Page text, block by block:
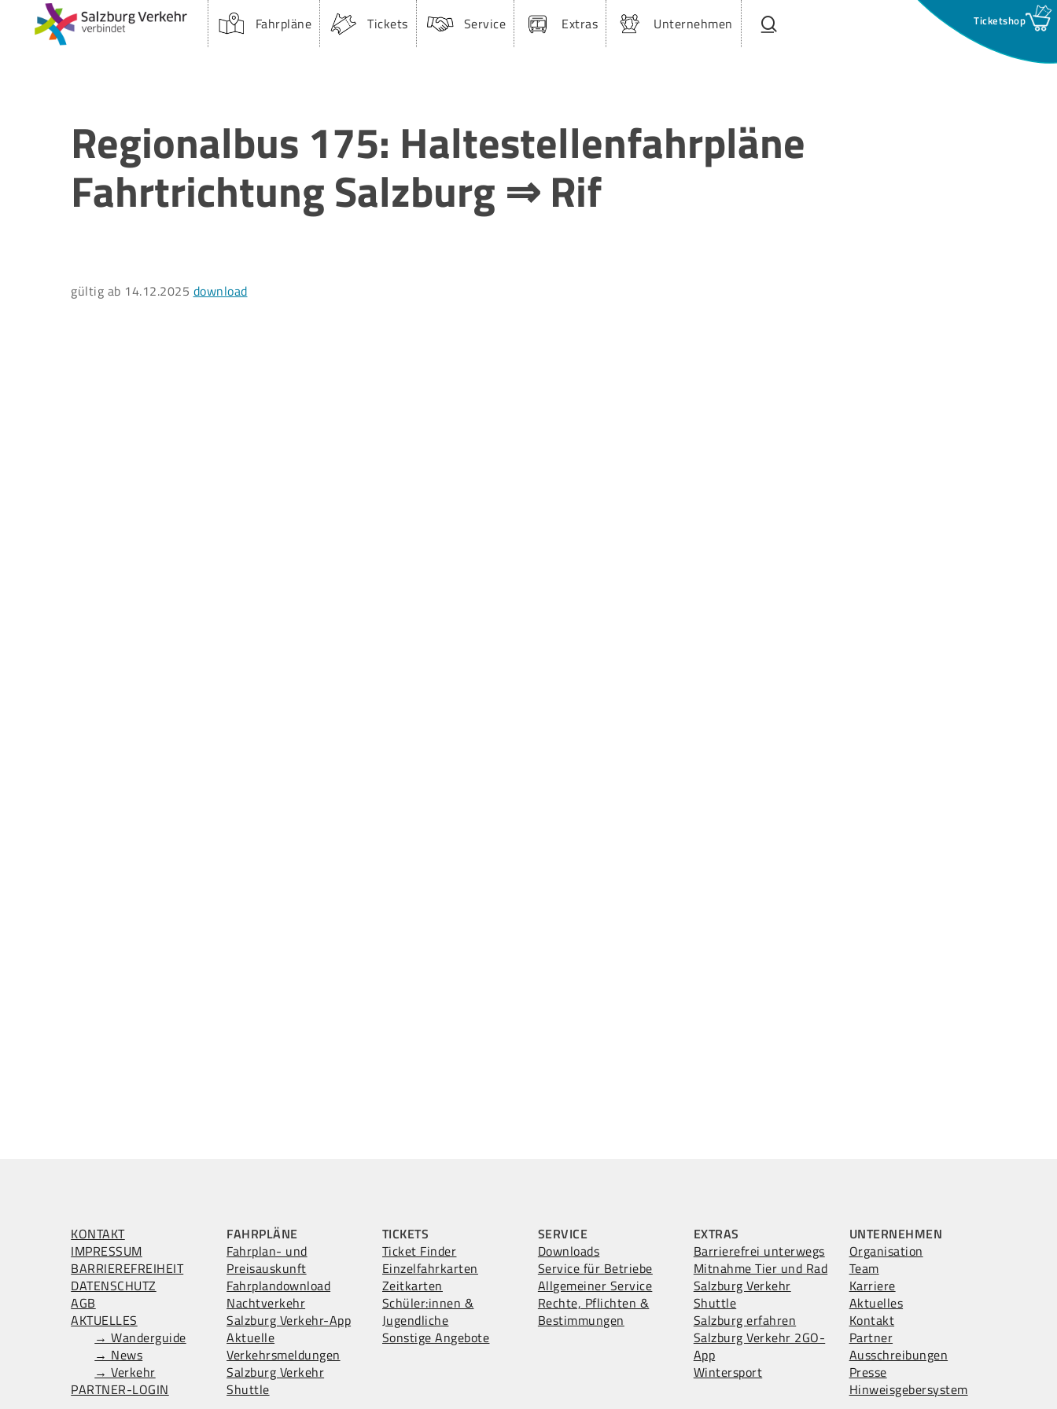
Fahrpläne Tickets Service Extras Unternehmen
Regionalbus 175: Haltestellenfahrpläne
Fahrtrichtung Salzburg ⇒ Rif
gültig ab 14.12.2025 download
KONTAKT
IMPRESSUM
BARRIEREFREIHEIT
DATENSCHUTZ
AGB
AKTUELLES
→ Wanderguide
→ News
→ Verkehr
PARTNER-LOGIN
FAHRPLÄNE
Fahrplan- und
Preisauskunft
Fahrplandownload
Nachtverkehr
Salzburg Verkehr-App
Aktuelle
Verkehrsmeldungen
Salzburg Verkehr
Shuttle
TICKETS
Ticket Finder
Einzelfahrkarten
Zeitkarten
Schüler:innen &
Jugendliche
Sonstige Angebote
SERVICE
Downloads
Service für Betriebe
Allgemeiner Service
Rechte, Pflichten &
Bestimmungen
EXTRAS
Barrierefrei unterwegs
Mitnahme Tier und Rad
Salzburg Verkehr
Shuttle
Salzburg erfahren
Salzburg Verkehr 2GO-
App
Wintersport
UNTERNEHMEN
Organisation
Team
Karriere
Aktuelles
Kontakt
Partner
Ausschreibungen
Presse
Hinweisgebersystem